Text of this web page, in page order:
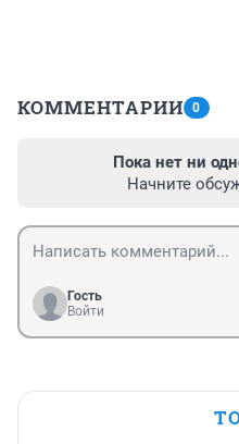
КОММЕНТАРИИ 0
Пока нет ни
Начните
Гость
Войти